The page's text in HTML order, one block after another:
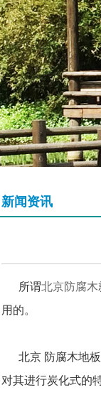
新闻资讯
所谓北京防腐木
用的。
北京 防腐木地板
对其进行炭化式的